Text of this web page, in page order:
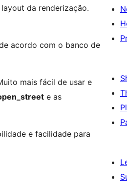
da renderização.
acordo com o banco de
mais fácil de usar e
e as
e facilidade para